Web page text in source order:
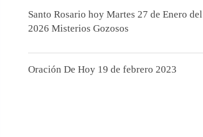
Santo Rosario hoy Martes 27 de Enero del
2026 Misterios Gozosos
Oración De Hoy 19 de febrero 2023